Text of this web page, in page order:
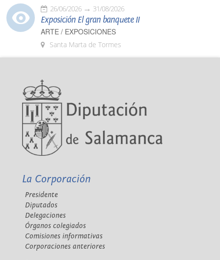
26/06/2026 31/08/2026
Exposición El gran banquete II
ARTE / EXPOSICIONES
Santa Marta de Tormes
La Corporación
Presidente
Diputados
Delegaciones
Órganos colegiados
Comisiones informativas
Corporaciones anteriores